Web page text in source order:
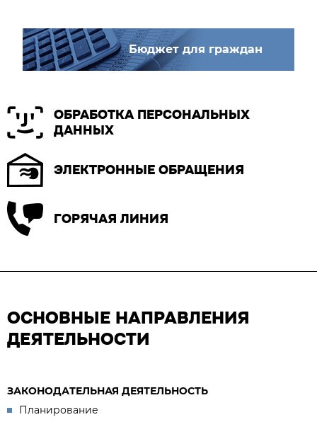
Бюджет для граждан
ОБРАБОТКА ПЕРСОНАЛЬНЫХ
ДАННЫХ
ЭЛЕКТРОННЫЕ ОБРАЩЕНИЯ
ГОРЯЧАЯ ЛИНИЯ
ОСНОВНЫЕ НАПРАВЛЕНИЯ
ДЕЯТЕЛЬНОСТИ
ЗАКОНОДАТЕЛЬНАЯ ДЕЯТЕЛЬНОСТЬ
Планирование